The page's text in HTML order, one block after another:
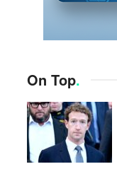
On Top.